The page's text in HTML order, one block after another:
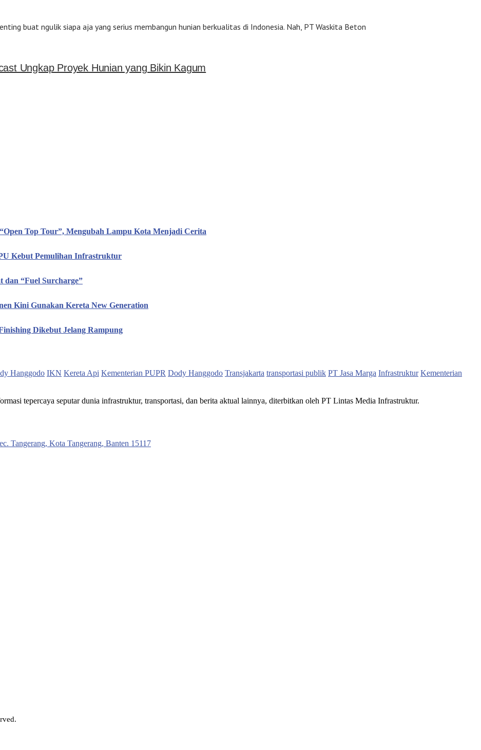
buat ngulik siapa aja yang serius membangun hunian berkualitas di Indonesia. Nah, PT Waskita Beton
Ungkap Proyek Hunian yang Bikin Kagum
Top Tour”, Mengubah Lampu Kota Menjadi Cerita
Kebut Pemulihan Infrastruktur
“Fuel Surcharge”
Kini Gunakan Kereta New Generation
Dikebut Jelang Rampung
Hanggodo IKN Kereta Api Kementerian PUPR Dody Hanggodo Transjakarta transportasi publik PT Jasa Marga Infrastruktur Kementerian
tepercaya seputar dunia infrastruktur, transportasi, dan berita aktual lainnya, diterbitkan oleh PT Lintas Media Infrastruktur.
Tangerang, Kota Tangerang, Banten 15117